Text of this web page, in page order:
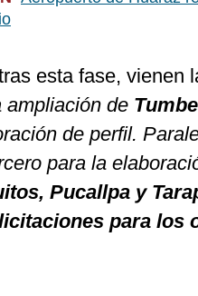
esta fase, vienen
ampliación de
de perfil.
para la
Pucallpa y
para los